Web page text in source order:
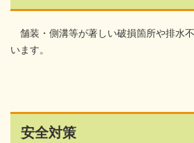
舗装・側溝等が著しい破損箇所や排水
います。
安全対策